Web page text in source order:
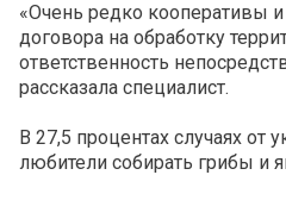
«Очень редко кооперативы
договора на обработку
ответственность
рассказала специалист.
В 27,5 процентах случаях от
любители собирать грибы и